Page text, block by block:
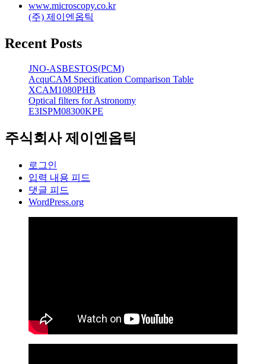
www.microscopy.co.kr
(주) 제이엔옵틱
Recent Posts
JNO-ASBESTOS(PCM)
AcquCAM Specification Comparison Table
XCAM1080PHB
Optical filters for Astronomy
E3ISPM08300KPE
주식회사 제이엔옵틱
로그인
입력 내용 피드
댓글 피드
WordPress.org